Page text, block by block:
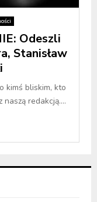
Odeszli
Stanisław
kimś bliskim, kto
redakcją....